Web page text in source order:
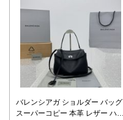
バレンシアガ ショルダー バッグ
スーパーコピー 本革 レザー ハン